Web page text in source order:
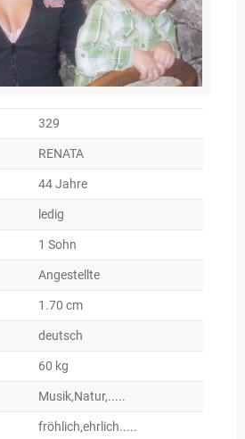
329
RENATA
44 Jahre
ledig
1 Sohn
Angestellte
1.70 cm
deutsch
60 kg
Musik,Natur,.....
fröhlich,ehrlich.....